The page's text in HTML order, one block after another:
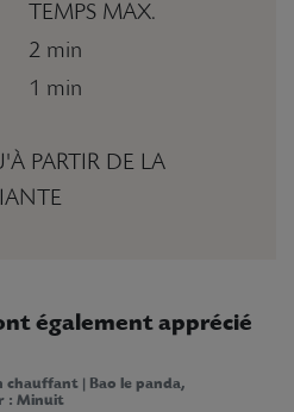
TEMPS MAX.
2 min
1 min
PARTIR DE LA
également apprécié
chauffant | Bao le panda,
: Minuit